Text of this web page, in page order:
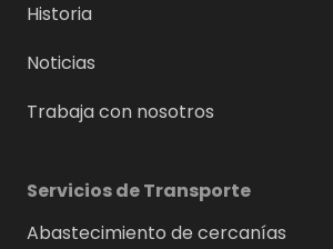
Historia
Noticias
Trabaja con nosotros
Servicios de Transporte
Abastecimiento de cercanías